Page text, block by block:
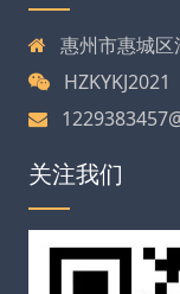
惠州市惠城
HZKYKJ2021
关注我们